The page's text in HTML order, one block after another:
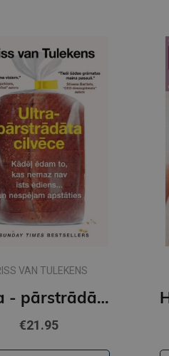
VAN TULEKENS
Ultra - pārstrādāta cilvēce
€21.95